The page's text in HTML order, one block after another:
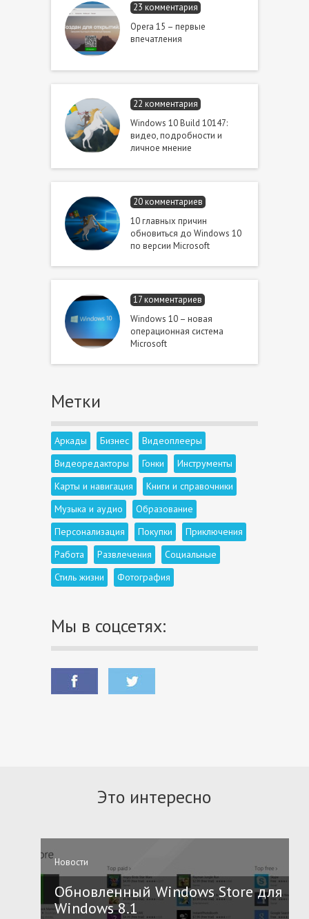
23 комментария
Opera 15 – первые
впечатления
22 комментария
Windows 10 Build 10147:
видео, подробности и
личное мнение
20 комментариев
10 главных причин
обновиться до Windows 10
по версии Microsoft
17 комментариев
Windows 10 – новая
операционная система
Microsoft
Метки
Аркады Бизнес
Видеоплееры
Видеоредакторы
Гонки
Инструменты
Карты и навигация
Книги и справочники
Музыка и аудио
Образование
Персонализация
Покупки
Приключения
Работа
Развлечения
Социальные
Стиль жизни
Фотография
Мы в соцсетях:
Это интересно
Новости
Обновленный Windows Store для
Windows 8.1